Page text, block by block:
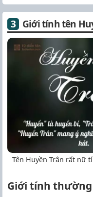
Giới tính tên
Tên Huyền Trân rất nữ
Giới tính